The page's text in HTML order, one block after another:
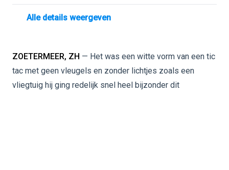
Alle details weergeven
ZOETERMEER, ZH — Het was een witte vorm van een tic
tac met geen vleugels en zonder lichtjes zoals een
vliegtuig hij ging redelijk snel heel bijzonder dit